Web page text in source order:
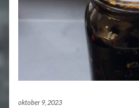
oktober 9, 2023